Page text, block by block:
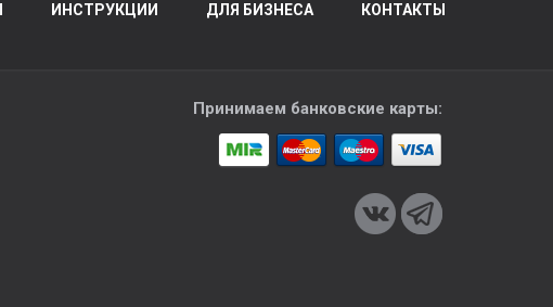
ИНСТРУКЦИИ ДЛЯ БИЗНЕСА КОНТАКТЫ
Принимаем банковские карты: